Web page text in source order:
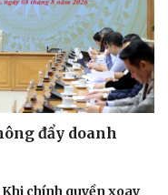
đẩy doanh
chính quyền xoay